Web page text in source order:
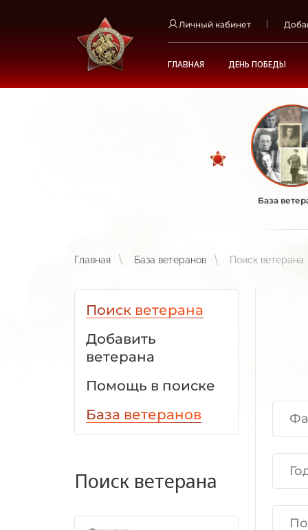
Личный кабинет
ГЛАВНАЯ ДЕНЬ ПОБЕДЫ
База
Главная База ветеранов Поиск ветерана
Поиск ветерана
Добавить
ветерана
Помощь в поиске
База ветеранов
Поиск ветерана